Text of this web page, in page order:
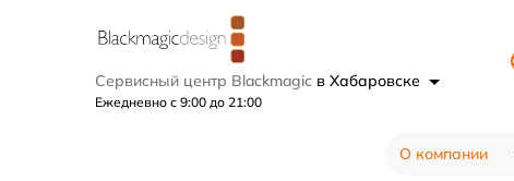
Сервисный центр Blackmagic в Хабаровске
Ежедневно с 9:00 до 21:00
О компании